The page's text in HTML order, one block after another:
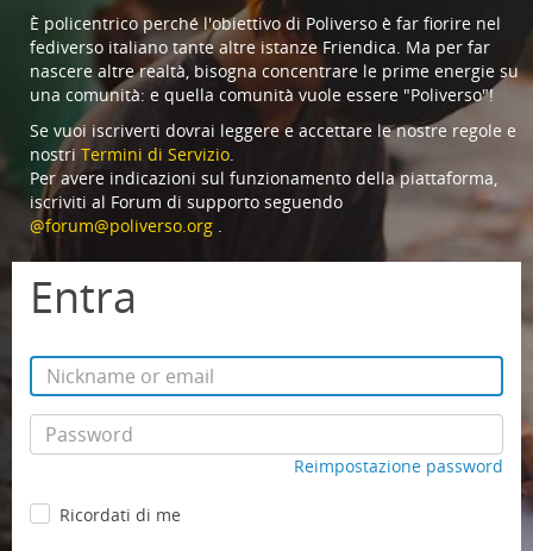
È policentrico perché l'obiettivo di Poliverso è far fiorire nel
fediverso italiano tante altre istanze Friendica. Ma per far
nascere altre realtà, bisogna concentrare le prime energie su
una comunità: e quella comunità vuole essere "Poliverso"!
Se vuoi iscriverti dovrai leggere e accettare le nostre regole e
nostri Termini di Servizio.
Per avere indicazioni sul funzionamento della piattaforma,
iscriviti al Forum di supporto seguendo
@forum@poliverso.org .
Entra
Reimpostazione password
Ricordati di me